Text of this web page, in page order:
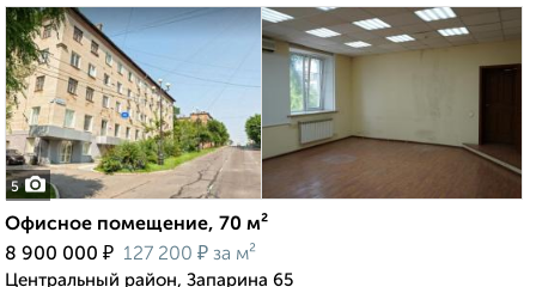
5
Офисное помещение, 70 м²
8 900 000 ₽ 127 200 ₽ за м²
Центральный район, Запарина 65